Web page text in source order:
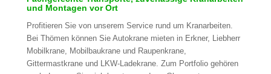
und Montagen vor Ort
Profitieren Sie von unserem Service rund um Kranarbeiten.
Bei Thömen können Sie Autokrane mieten in Erkner, Liebherr
Mobilkrane, Mobilbaukrane und Raupenkrane,
Gittermastkrane und LKW-Ladekrane. Zum Portfolio gehören